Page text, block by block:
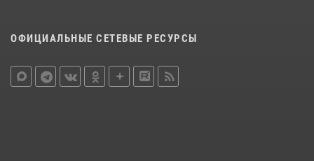
ОФИЦИАЛЬНЫЕ СЕТЕВЫЕ РЕСУРСЫ